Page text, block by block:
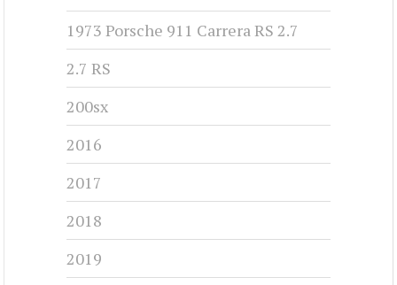
1973 Porsche 911 Carrera RS 2.7
2.7 RS
200sx
2016
2017
2018
2019